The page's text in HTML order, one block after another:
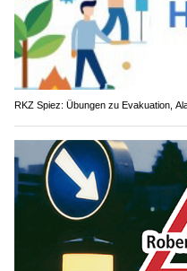
RKZ Spiez: Übungen zu Evakuation,